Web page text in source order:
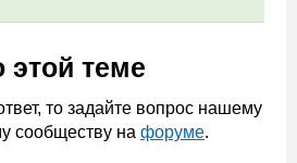
теме
то задайте вопрос нашему
сообществу на форуме.